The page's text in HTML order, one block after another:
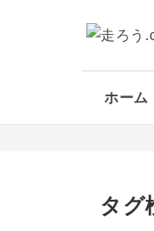
ホーム
タグ